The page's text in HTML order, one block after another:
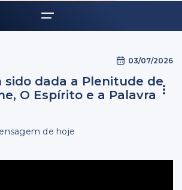
03/07/2026
dada a Plenitude de
O Espírito e a Palavra
de hoje